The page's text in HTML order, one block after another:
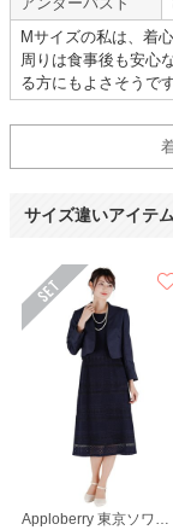
また利用します
年齢 : 40代前半
産後2か月だったため
Mサイズの私は、着
周りは食事後も安心
る方にもよさそうです
サイズ違いアイテム